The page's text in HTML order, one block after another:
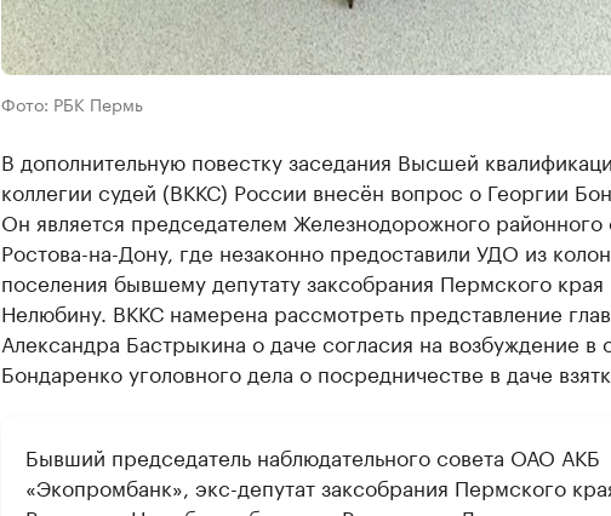
Фото: РБК Пермь
В дополнительную повестку заседания Высшей
коллегии судей (ВККС) России внесён вопрос о Георгии
Он является председателем Железнодорожного районного
Ростова-на-Дону, где незаконно предоставили УДО из
поселения бывшему депутату заксобрания Пермского
Нелюбину. ВККС намерена рассмотреть представление
Александра Бастрыкина о даче согласия на возбуждение в
Бондаренко уголовного дела о посредничестве в даче
Бывший председатель наблюдательного совета ОАО АКБ
«Экопромбанк», экс-депутат заксобрания Пермского